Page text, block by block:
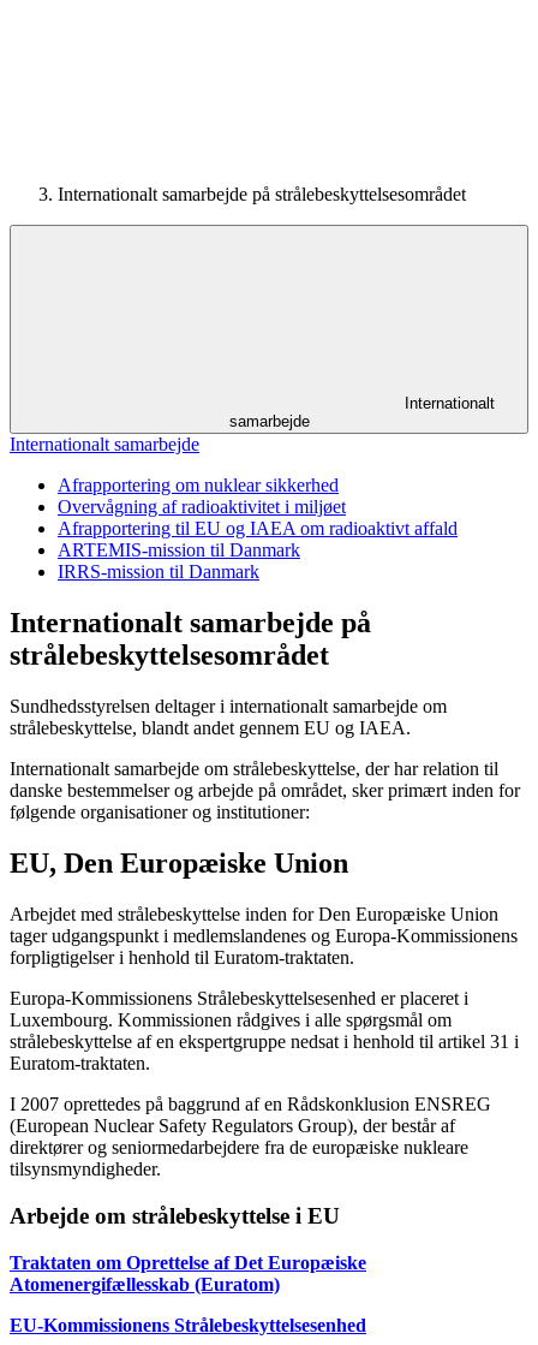
Internationalt samarbejde på strålebeskyttelsesområdet
Internationalt
samarbejde
Internationalt samarbejde
Afrapportering om nuklear sikkerhed
Overvågning af radioaktivitet i miljøet
Afrapportering til EU og IAEA om radioaktivt affald
ARTEMIS-mission til Danmark
IRRS-mission til Danmark
Internationalt samarbejde på
strålebeskyttelsesområdet
Sundhedsstyrelsen deltager i internationalt samarbejde om
strålebeskyttelse, blandt andet gennem EU og IAEA.
Internationalt samarbejde om strålebeskyttelse, der har relation til
danske bestemmelser og arbejde på området, sker primært inden for
følgende organisationer og institutioner:
EU, Den Europæiske Union
Arbejdet med strålebeskyttelse inden for Den Europæiske Union
tager udgangspunkt i medlemslandenes og Europa-Kommissionens
forpligtigelser i henhold til Euratom-traktaten.
Europa-Kommissionens Strålebeskyttelsesenhed er placeret i
Luxembourg. Kommissionen rådgives i alle spørgsmål om
strålebeskyttelse af en ekspertgruppe nedsat i henhold til artikel 31 i
Euratom-traktaten.
I 2007 oprettedes på baggrund af en Rådskonklusion ENSREG
(European Nuclear Safety Regulators Group), der består af
direktører og seniormedarbejdere fra de europæiske nukleare
tilsynsmyndigheder.
Arbejde om strålebeskyttelse i EU
Traktaten om Oprettelse af Det Europæiske
Atomenergifællesskab (Euratom)
EU-Kommissionens Strålebeskyttelsesenhed